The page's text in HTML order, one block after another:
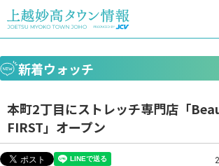
新着ウォッチ
本町2丁目にストレッチ専門店「
FIRST」オープン